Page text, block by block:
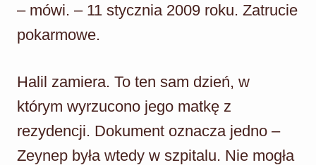
– mówi. – 11 stycznia 2009 roku. Zatrucie
pokarmowe.
Halil zamiera. To ten sam dzień, w
którym wyrzucono jego matkę z
rezydencji. Dokument oznacza jedno –
Zeynep była wtedy w szpitalu. Nie mogła